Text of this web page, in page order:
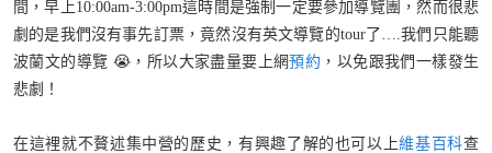
間，早上10:00am-3:00pm這時間是強制一定要參加導覽團，然而很悲
劇的是我們沒有事先訂票，竟然沒有英文導覽的tour了….我們只能聽
波蘭文的導覽 😭，所以大家盡量要上網預約 ，以免跟我們一樣發生
悲劇！
在這裡就不贅述集中營的歷史，有興趣了解的也可以上維基百科查